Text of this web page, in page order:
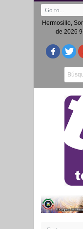
Hermosillo,
de 2026